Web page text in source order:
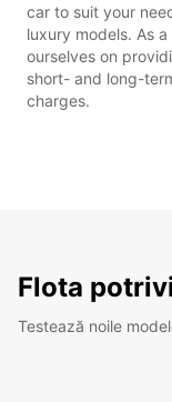
car to suit your
luxury models. As
ourselves on
short- and long-
charges.
Flota
Testează noile